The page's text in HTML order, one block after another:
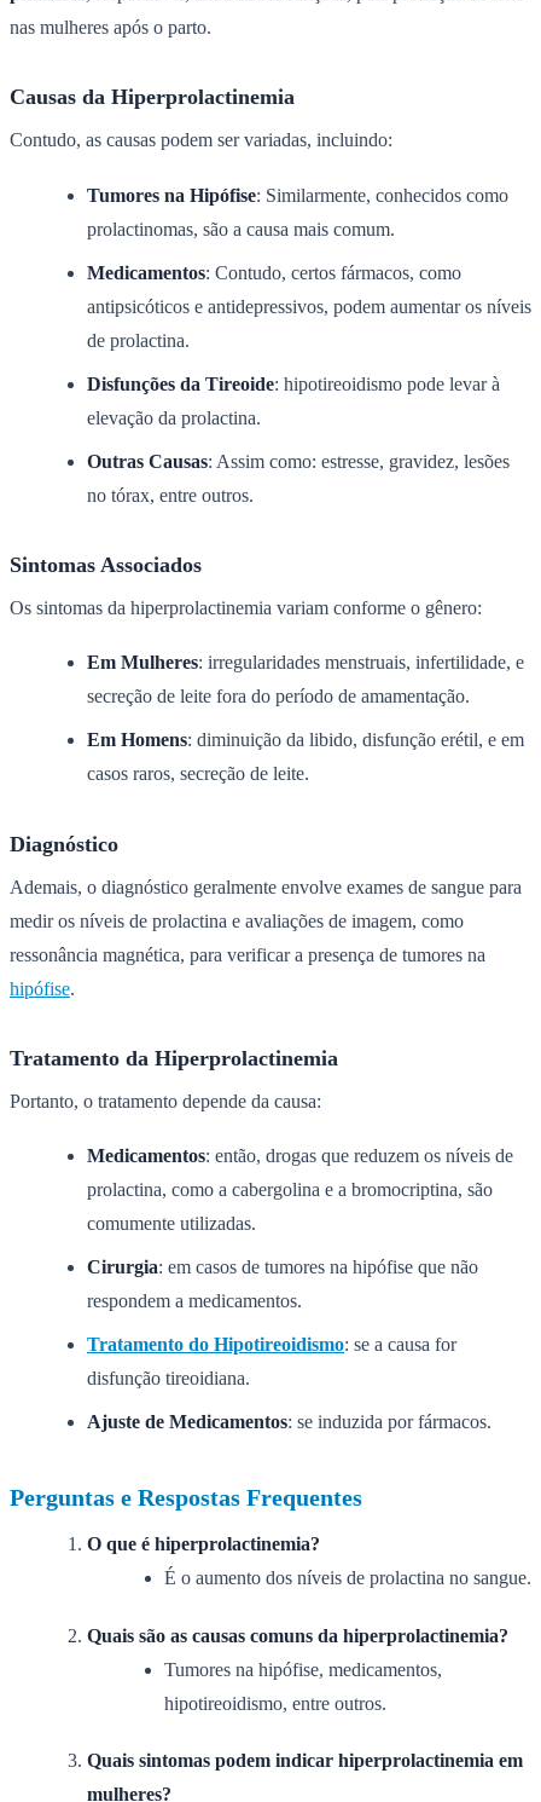
nas mulheres após o parto.
Causas da Hiperprolactinemia
Contudo, as causas podem ser variadas, incluindo:
Tumores na Hipófise: Similarmente, conhecidos como
prolactinomas, são a causa mais comum.
Medicamentos: Contudo, certos fármacos, como
antipsicóticos e antidepressivos, podem aumentar os níveis
de prolactina.
Disfunções da Tireoide: hipotireoidismo pode levar à
elevação da prolactina.
Outras Causas: Assim como: estresse, gravidez, lesões
no tórax, entre outros.
Sintomas Associados
Os sintomas da hiperprolactinemia variam conforme o gênero:
Em Mulheres: irregularidades menstruais, infertilidade, e
secreção de leite fora do período de amamentação.
Em Homens: diminuição da libido, disfunção erétil, e em
casos raros, secreção de leite.
Diagnóstico
Ademais, o diagnóstico geralmente envolve exames de sangue para
medir os níveis de prolactina e avaliações de imagem, como
ressonância magnética, para verificar a presença de tumores na
hipófise.
Tratamento da Hiperprolactinemia
Portanto, o tratamento depende da causa:
Medicamentos: então, drogas que reduzem os níveis de
prolactina, como a cabergolina e a bromocriptina, são
comumente utilizadas.
Cirurgia: em casos de tumores na hipófise que não
respondem a medicamentos.
Tratamento do Hipotireoidismo: se a causa for
disfunção tireoidiana.
Ajuste de Medicamentos: se induzida por fármacos.
Perguntas e Respostas Frequentes
O que é hiperprolactinemia?
É o aumento dos níveis de prolactina no sangue.
Quais são as causas comuns da hiperprolactinemia?
Tumores na hipófise, medicamentos,
hipotireoidismo, entre outros.
Quais sintomas podem indicar hiperprolactinemia em
mulheres?